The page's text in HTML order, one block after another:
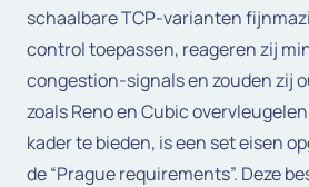
schaalbare TCP-varianten
control toepassen, reageren zij
congestion-signals en zouden zij
zoals Reno en Cubic
kader te bieden, is een set eisen
de “Prague requirements”. Deze